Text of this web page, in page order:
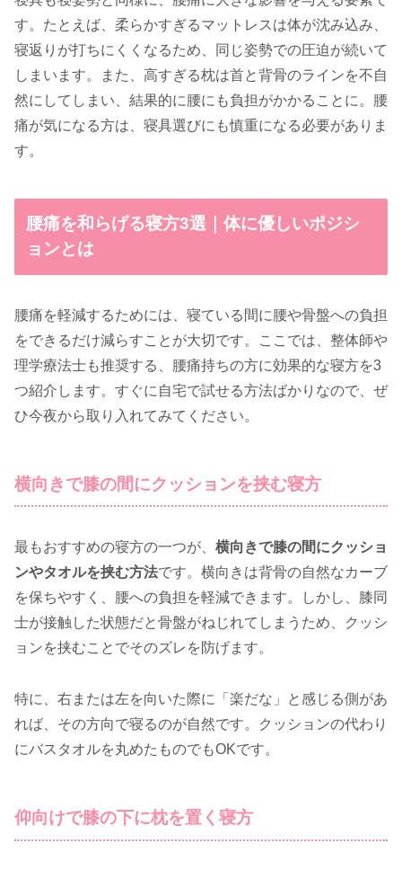
す。たとえば、柔らかすぎるマットレスは体が沈み込み、
寝返りが打ちにくくなるため、同じ姿勢での圧迫が続いて
しまいます。また、高すぎる枕は首と背骨のラインを不自
然にしてしまい、結果的に腰にも負担がかかることに。腰
痛が気になる方は、寝具選びにも慎重になる必要がありま
す。
腰痛を和らげる寝方3選｜体に優しいポジシ
ョンとは
腰痛を軽減するためには、寝ている間に腰や骨盤への負担
をできるだけ減らすことが大切です。ここでは、整体師や
理学療法士も推奨する、腰痛持ちの方に効果的な寝方を3
つ紹介します。すぐに自宅で試せる方法ばかりなので、ぜ
ひ今夜から取り入れてみてください。
横向きで膝の間にクッションを挟む寝方
最もおすすめの寝方の一つが、 横向きで膝の間にクッショ
ンやタオルを挟む方法です。横向きは背骨の自然なカーブ
を保ちやすく、腰への負担を軽減できます。しかし、膝同
士が接触した状態だと骨盤がねじれてしまうため、クッシ
ョンを挟むことでそのズレを防げます。
特に、右または左を向いた際に「楽だな」と感じる側があ
れば、その方向で寝るのが自然です。クッションの代わり
にバスタオルを丸めたものでもOKです。
仰向けで膝の下に枕を置く寝方